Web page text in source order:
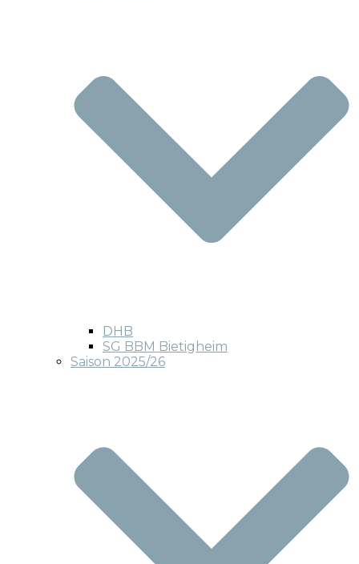
DHB
SG BBM Bietigheim
Saison 2025/26